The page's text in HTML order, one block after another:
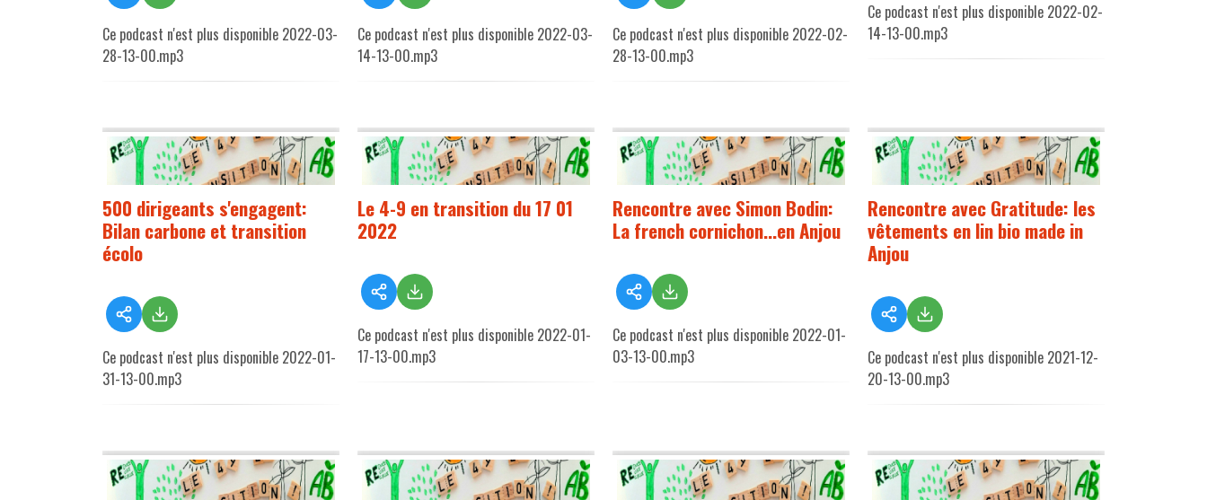
Ce podcast n'est plus disponible 2022-03-
28-13-00.mp3
Ce podcast n'est plus disponible 2022-03-
14-13-00.mp3
Ce podcast n'est plus disponible 2022-02-
28-13-00.mp3
Ce podcast n'est plus disponible 2022-02-
14-13-00.mp3
500 dirigeants s'engagent:
Bilan carbone et transition
écolo
Ce podcast n'est plus disponible 2022-01-
31-13-00.mp3
Le 4-9 en transition du 17 01
2022
Ce podcast n'est plus disponible 2022-01-
17-13-00.mp3
Rencontre avec Simon Bodin:
La french cornichon...en Anjou
Ce podcast n'est plus disponible 2022-01-
03-13-00.mp3
Rencontre avec Gratitude: les
vêtements en lin bio made in
Anjou
Ce podcast n'est plus disponible 2021-12-
20-13-00.mp3